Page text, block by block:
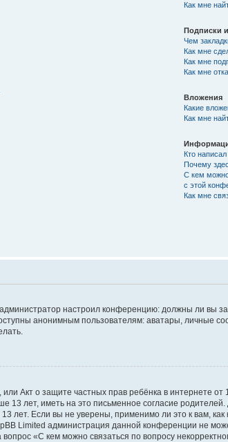
Как мне
Подписки
Чем
Как мне
Как мне
Как мне
Вложения
Какие
Как мне
Кто
Почему
С кем можно
с этой
Как мне
администратор настроил конференцию: должны ли вы
анонимным пользователям: аватары, личные
или Акт о защите частных прав ребёнка в интернете
лет, иметь на это письменное согласие
лет. Если вы не уверены, применимо ли это к вам,
Limited администрация данной конференции не
«С кем можно связаться по вопросу